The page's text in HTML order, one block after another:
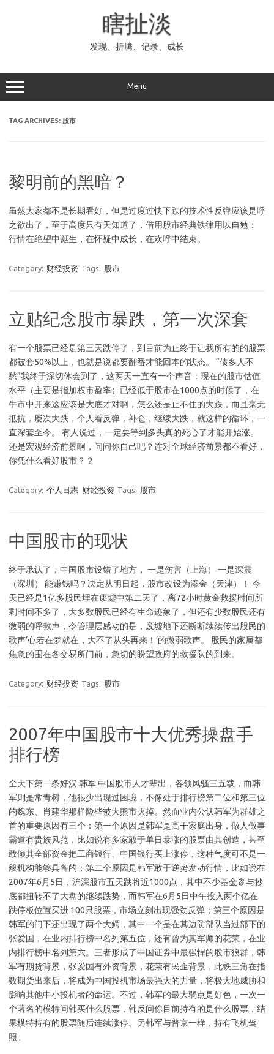
瞎扯淡
发现、折腾、记录、成长
Menu
TAG ARCHIVES: 股市
黎明前的黑暗？
虽然大家都不是长期看好，但是过度过快下跌的技术性反弹应该是呼
之欲出了，至于高度只有天知道了，借用股市经典铁律用以自勉：
行情在绝望中诞生，在怀疑中成长，在欢呼中结束。
Category: 财经投资 Tags: 股市
立贴纪念股市暴跌，第一次深套
有一个股票已经是第三天跌停了，到目前为止终于让我所有的的股票
都被套50%以上，也就是说都要翻番才能回本的状态。 “债多人不
愁”我终于深切体会到了，这两天一直有一个声音：现在的股市估值
水平（主要是指加权市盈率）已经低于股市在1000点的时候了，在
牛市中开来这应该是大底才对啊，怎么还是止不住的大跌，而且毫无
抵抗，屡次大跌，个人看反弹，补仓，继续大跌，就这样的循环，一
直深套至今。 有人说过，一定要等到多头真的死心了才能开始涨。
还是宏观经济前景啊，问问你自己吧？连对全球经济前景都不看好，
你凭什么看好股市？？
Category: 个人日志 财经投资 Tags: 股市
中国股市的现状
终于承认了，中国股市设错了地方， 一是伤害（上海） 一是深震
（深圳） 能赚钱吗？决定从明日起，股市改设为添金（天津）！ 今
天已经是1亿多股民埋在废墟中第二天了，离72小时黄金救援时间所
剩时间不多了，大多数股民已经有生命迹象了，但还有少数股民还有
微弱的呼救声，令管理层感动的是，废墟地下还断断续续传出股民的
歌声’心若在梦就在，大不了从头再来！’的微弱歌声。 股民的家属都
焦急的围在各交易所门前，急切的盼望政府的救援队的到来。
Category: 财经投资 Tags: 股市
2007年中国股市十大优秀操盘手
排行榜
全天下第一条好汉 韩军 中国股市人才辈出，各领风骚三五载，而韩
军则是常青树，他很少出现过困境，不像处于排行榜第二位和第三位
的魏东、肖建华那样险些被大熊市灭掉。然而业内公认韩军为群雄之
首的重要原因有三个：第一个原因是韩军是高干家庭出身，做人做事
霸道有贵族风范，比如说有多家敢于单日暴涨的股票由其创造，甚至
敢倾其全部资金把工商银行、中国银行买上涨停，这种气度可不是一
般机构能够具备的；第二个原因是韩军敢于逆势发动行情，比如说在
2007年6月5日，沪深股市五天跌将近1000点，其中不少基金参与抄
底都扭转不了大盘的继续跌势，而韩军在6月5日中午投入两个亿在
跌停板位置买进 100只股票，市场立刻出现强劲反弹；第三个原因是
韩军的门下还出现了两个大鳄，其中一个是在其边防部队当过部下的
张爱国，在业内排行榜中名列第五位，还有曾为其军师的花荣，在业
内排行榜中名列第六。三者形成了中国证券中最强悍的股市狼群，韩
军有期货背景，张爱国有外资背景，花荣有民企背景，此铁三角在指
数期货出来后，将成为中国投机市场最强大的力量，将极大地威胁和
影响其他中小投机者的命运。不过，韩军的最大弱点是好色，一次一
个著名的模特问韩买什么股票，韩反问你目前持有的是什么股票，结
果模特持有的股票随后连续涨停。另韩军与普京一样，持有飞机驾
照。